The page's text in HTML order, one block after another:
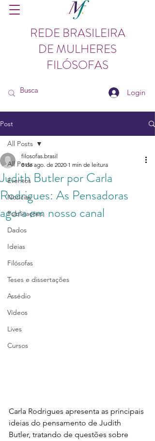
REDE BRASILEIRA
DE MULHERES
FILÓSOFAS
Login
Post
All Posts
Eventos
Notícias
Publicações
Dados
Ideias
Filósofas
Teses e dissertações
Assédio
Vídeos
Lives
Cursos
All Posts
Judith Butler por Carla
Rodrigues: As Pensadoras
agora em nosso canal
filosofas.brasil
8 de ago. de 2020 1 min de leitura
Carla Rodrigues apresenta as principais
ideias do pensamento de Judith
Butler, tratando de questões sobre